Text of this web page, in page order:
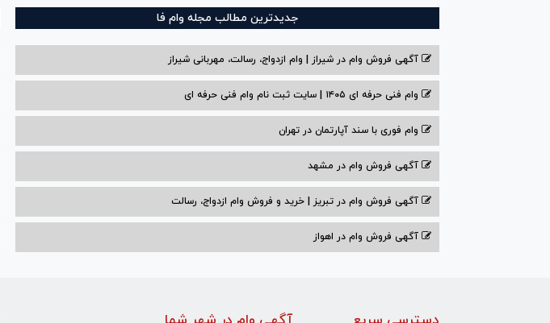
جدیدترین مطالب مجله وام فا
آگهی فروش وام در شیراز | وام ازدواج، رسالت، مهربانی شیراز
وام فنی حرفه ای ۱۴۰۵ | سایت ثبت نام وام فنی حرفه ای
وام فوری با سند آپارتمان در تهران
آگهی فروش وام در مشهد
آگهی فروش وام در تبریز | خرید و فروش وام ازدواج، رسالت
آگهی فروش وام در اهواز